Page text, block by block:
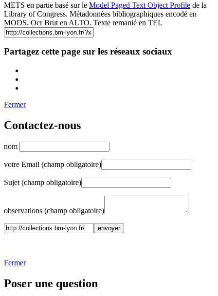
METS en partie basé sur le Model Paged Text Object Profile de la
Library of Congress. Métadonnées bibliographiques encodé en
MODS. Ocr Brut en ALTO. Texte remanié en TEI.
Partagez cette page sur les réseaux sociaux
Fermer
Contactez-nous
nom
votre Email (champ obligatoire)
Sujet (champ obligatoire)
observations (champ obligatoire)
Fermer
Poser une question